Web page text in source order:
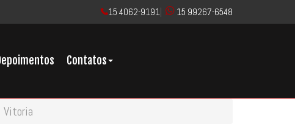
15 4062-9191 15 99267-6548
Contatos
Vitoria